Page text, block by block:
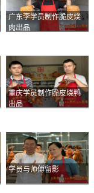
广东李学员制作脆皮烧
肉出品
重庆学员制作脆皮烧鸭
出品
学员与师傅留影